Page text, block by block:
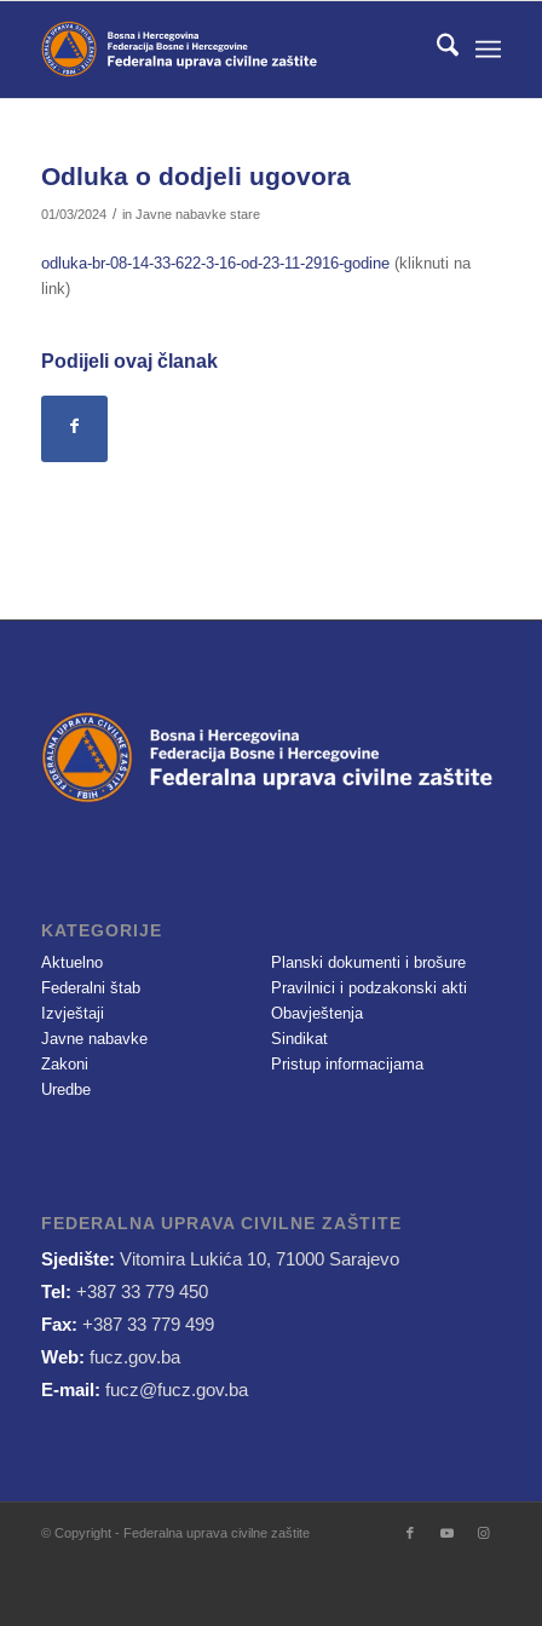
Odluka o dodjeli ugovora
01/03/2024 / in Javne nabavke stare
odluka-br-08-14-33-622-3-16-od-23-11-2916-godine(kliknuti na
link)
Podijeli ovaj članak
KATEGORIJE
Aktuelno
Federalni štab
Izvještaji
Javne nabavke
Zakoni
Uredbe
Planski dokumenti i brošure
Pravilnici i podzakonski akti
Obavještenja
Sindikat
Pristup informacijama
FEDERALNA UPRAVA CIVILNE ZAŠTITE
Sjedište: Vitomira Lukića 10, 71000 Sarajevo
Tel: +387 33 779 450
Fax: +387 33 779 499
Web: fucz.gov.ba
E-mail: fucz@fucz.gov.ba
© Copyright - Federalna uprava civilne zaštite